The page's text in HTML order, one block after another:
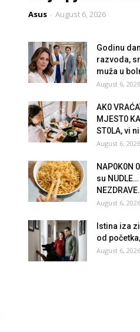
Asus - August 6, 2026
Godinu
razvoda,
muža u
August 6, 2026
AK0
MJEST0
ST0LA, vi
August 6, 2026
NAP0K0N
su
August 6, 2026
Istina iza
od
August 6, 2026